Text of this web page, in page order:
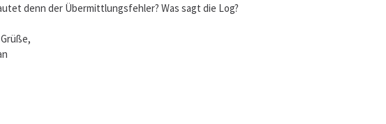
denn der Übermittlungsfehler? Was sagt die Log?